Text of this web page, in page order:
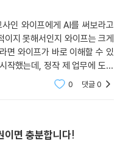
해 자동화 코딩을 시작했습니
고 이를 동료들과 공유하며 보
은 도구들 덕분에 코딩의 장벽
인식하고 해결하려는 통찰력과
낀 작은 불편함이나 귀찮음을
만들고 공유할 수 있기를 바랍
인 와이프에게 AI를 써보라고
지 못해서인지 와이프는 크게
면 와이프가 바로 이해할 수 있
작했는데, 정작 제 업무에 도움
해봤고, 스마트폰에 저만의 앱
0 댓글0
이면 충분합니다!